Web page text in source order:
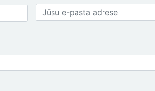
Jūsu
e-